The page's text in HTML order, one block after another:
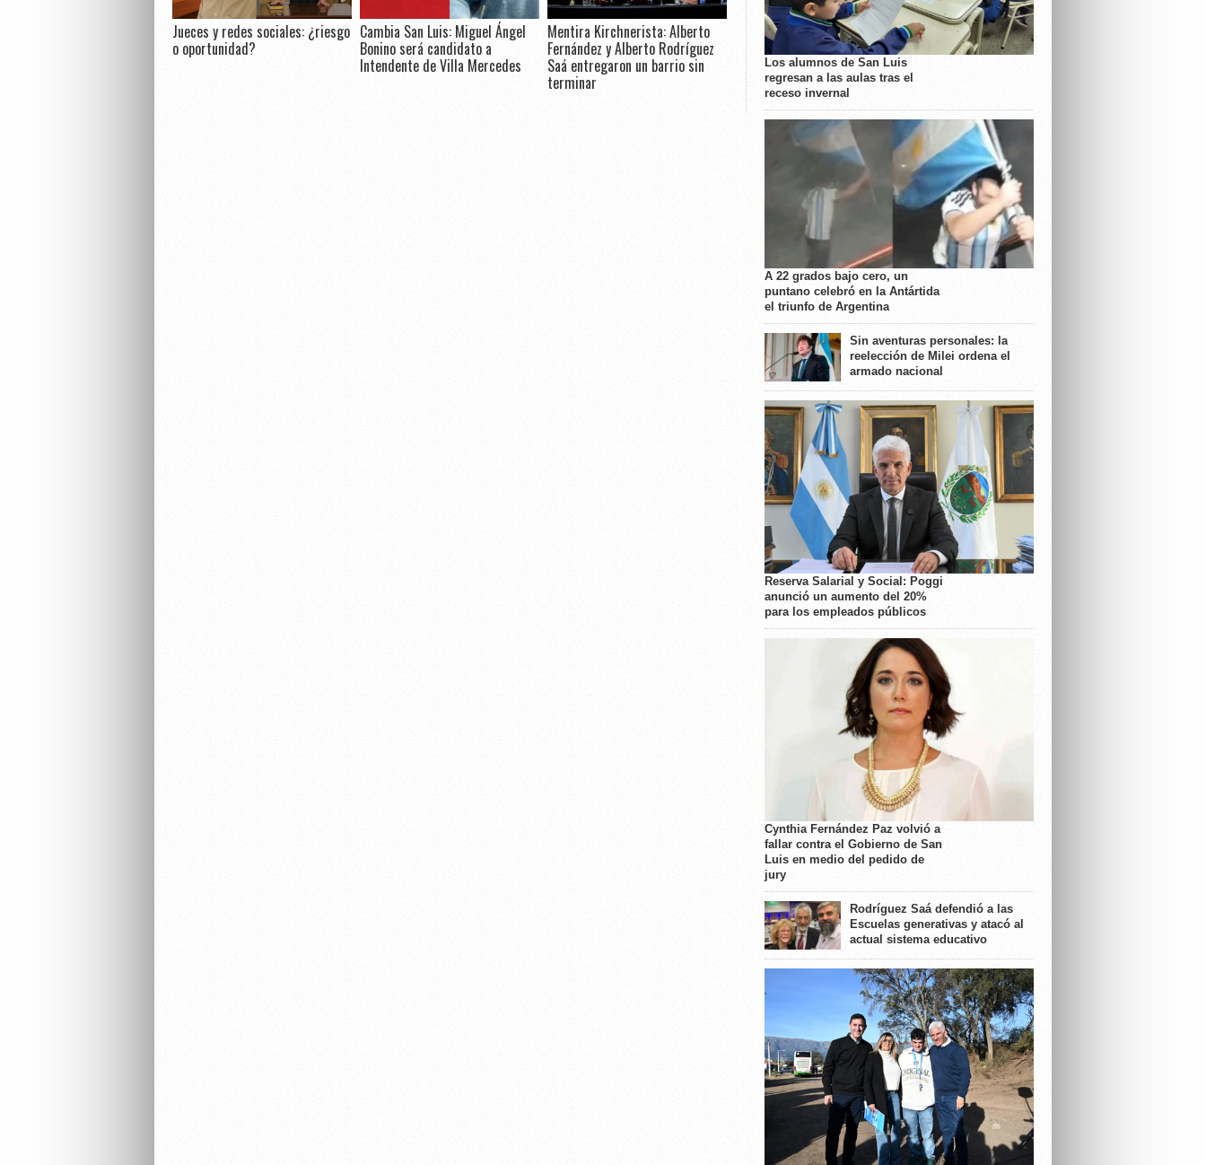
Jueces y redes sociales: ¿riesgo
o oportunidad?
Cambia San Luis: Miguel Ángel
Bonino será candidato a
Intendente de Villa Mercedes
Mentira Kirchnerista: Alberto
Fernández y Alberto Rodríguez
Saá entregaron un barrio sin
terminar
Los alumnos de San Luis
regresan a las aulas tras el
receso invernal
A 22 grados bajo cero, un
puntano celebró en la Antártida
el triunfo de Argentina
Sin aventuras personales: la
reelección de Milei ordena el
armado nacional
Reserva Salarial y Social: Poggi
anunció un aumento del 20%
para los empleados públicos
Cynthia Fernández Paz volvió a
fallar contra el Gobierno de San
Luis en medio del pedido de
jury
Rodríguez Saá defendió a las
Escuelas generativas y atacó al
actual sistema educativo